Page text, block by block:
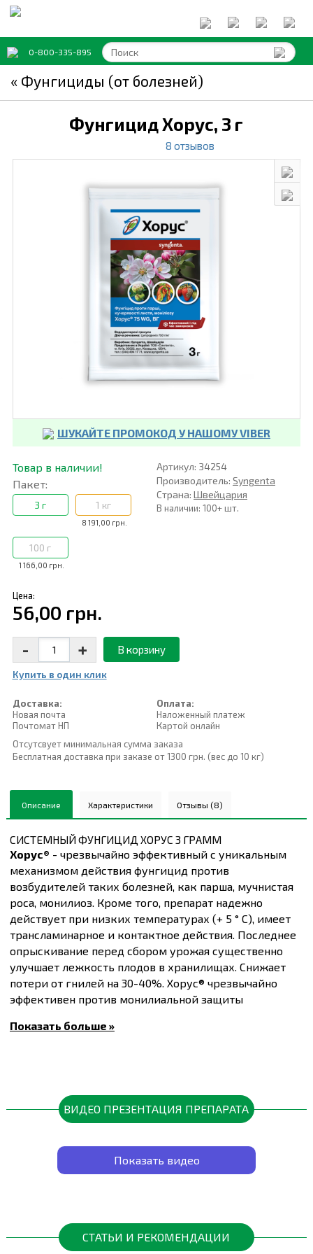
0-800-335-895
« Фунгициды (от болезней)
Фунгицид Хорус, 3 г
8 отзывов
ШУКАЙТЕ ПРОМОКОД У НАШОМУ VIBER
Товар в наличии!
Пакет:
3 г
8 191,00 грн.
1 кг
1 166,00 грн.
100 г
Артикул: 34254
Производитель: Syngenta
Страна: Швейцария
В наличии: 100+ шт.
Цена:
56,00 грн.
- + В корзину
Купить в один клик
Доставка:
Новая почта
Почтомат НП
Оплата:
Наложенный платеж
Картой онлайн
Отсутсвует минимальная сумма заказа
Бесплатная доставка при заказе от 1300 грн. (вес до 10 кг)
Описание Характеристики Отзывы (8)
СИСТЕМНЫЙ ФУНГИЦИД ХОРУС 3 ГРАММ
Хорус® - чрезвычайно эффективный с уникальным
механизмом действия фунгицид против
возбудителей таких болезней, как парша, мучнистая
роса, монилиоз. Кроме того, препарат надежно
действует при низких температурах (+ 5 ° С), имеет
трансламинарное и контактное действия. Последнее
опрыскивание перед сбором урожая существенно
улучшает лежкость плодов в хранилищах. Снижает
потери от гнилей на 30-40%. Хорус® чрезвычайно
эффективен против монилиальной защиты
и курчавости листьев персика. Препарат обладает
полезных насекомых и окружающей среды.
Относится к малотоксичным препаратам (ЛД 50> 2000
Полное название
Хорус 75 WG, в. г.
Препаративная форма
водорастворимые гранулы
750 г / кг ципродинил
Химическая группа
упаковка
Показать больше »
ВИДЕО ПРЕЗЕНТАЦИЯ ПРЕПАРАТА
Показать видео
СТАТЬИ И РЕКОМЕНДАЦИИ